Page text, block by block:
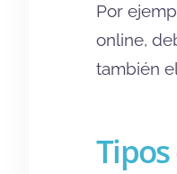
Por
online,
también